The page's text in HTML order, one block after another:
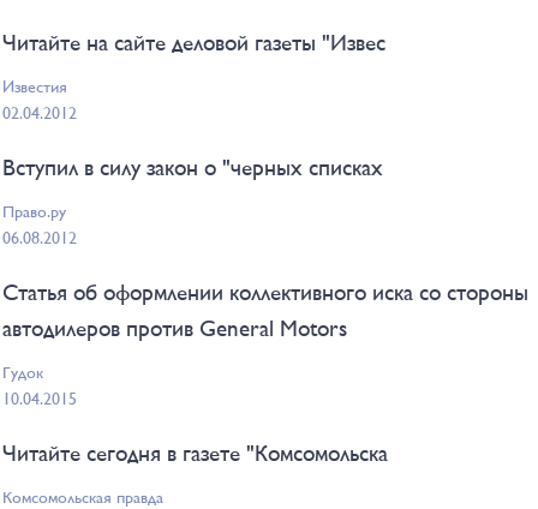
Читайте на сайте деловой газеты "Извес
Известия
02.04.2012
Вступил в силу закон о "черных списках
Право.ру
06.08.2012
Статья об оформлении коллективного иска со стороны
автодилеров против General Motors
Гудок
10.04.2015
Читайте сегодня в газете "Комсомольска
Комсомольская правда